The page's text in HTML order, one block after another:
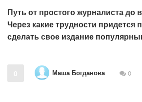
Путь от простого журналиста до
Через какие трудности придется
сделать свое издание
0 Маша Богданова 0